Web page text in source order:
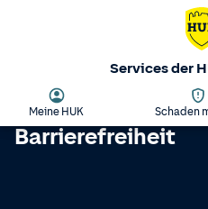
Services der
Meine HUK Schaden
Barrierefreiheit